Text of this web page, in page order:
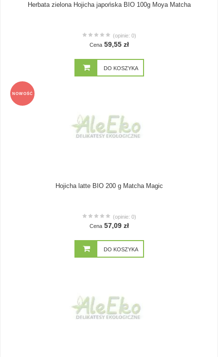
Herbata zielona Hojicha japońska BIO 100g Moya Matcha
(opinie: 0)
Cena 59,55 zł
DO KOSZYKA
NOWOŚĆ
Hojicha latte BIO 200 g Matcha Magic
(opinie: 0)
Cena 57,09 zł
DO KOSZYKA